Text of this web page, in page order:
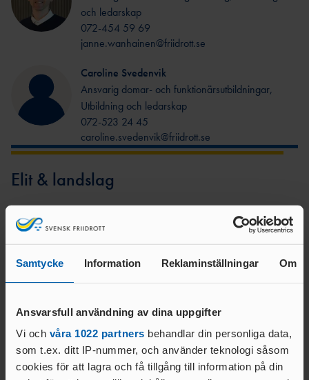
Samtycke Information Reklaminställningar Om
Ansvarsfull användning av dina uppgifter
Vi och våra 1022 partners behandlar din personliga data,
som t.ex. ditt IP-nummer, och använder teknologi såsom
cookies för att lagra och få tillgång till information på din
och ledarskap
072-454 59 69
janne.wanhainen@friidrott.se
Caroline Svedenvik
Ansvarig domar- och funktionärsutbildningar,
Utbildning och ledarskap
072-523 24 45
caroline.svedenvik@friidrott.se
Elit & landslag
Förbundskapten
kajsa.bergqvist@friidrott.se
Sportchef
mikaela.wieslander@friidrott.se
Malin Röjås